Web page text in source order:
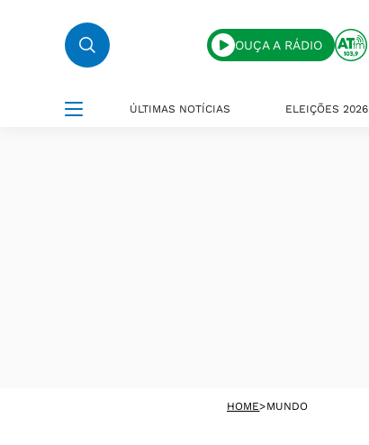
OUÇA A RÁDIO
ÚLTIMAS NOTÍCIAS ELEIÇÕES 2026
HOME>MUNDO